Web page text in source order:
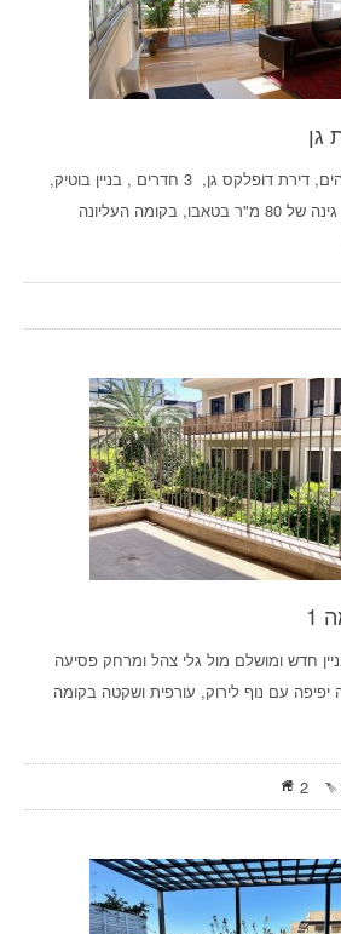
גן
בשדרות בן גוריון, פסיעה מהים, דירת דופלקס גן, 3 חדרים , בניין בוטיק,
חדשה, משופצת אדריכלית, גינה של 80 מ"ר בטאבו, בקומה העליונה
ת"א , בבניין חדש ומושלם מול גלי צהל ומרחק פסיעה
עם נוף לירוק, עורפית ושקטה בקומה
2